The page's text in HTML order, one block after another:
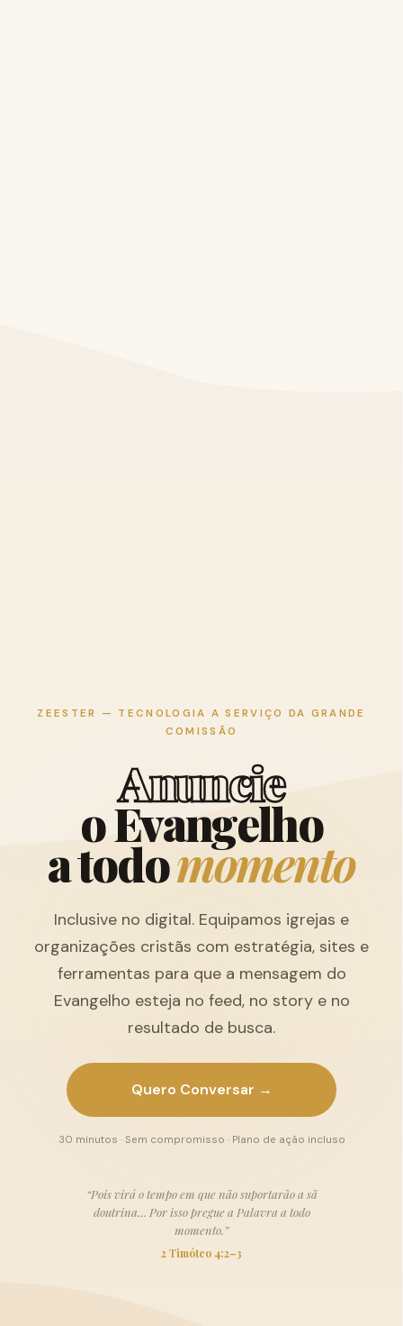
ZEESTER — TECNOLOGIA A SERVIÇO DA GRANDE
COMISSÃO
Anuncie
oEvangelho
atodomomento
Inclusive no digital. Equipamos igrejas e
organizações cristãs com estratégia, sites e
ferramentas para que a mensagem do
Evangelho esteja no feed, no story e no
resultado de busca.
Quero Conversar →
30 minutos · Sem compromisso · Plano de ação incluso
“Pois virá o tempo em que não suportarão a sã
doutrina… Por isso pregue a Palavra a todo
momento.”
2 Timóteo 4:2–3